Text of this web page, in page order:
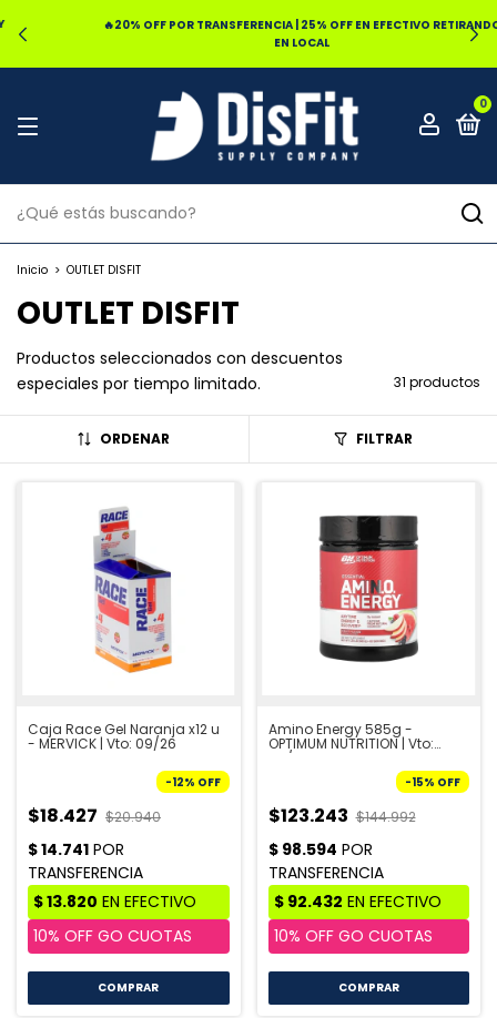
🔥20% OFF POR TRANSFERENCIA | 25% OFF EN EFECTIVO RETIRANDO
EN LOCAL
0
Inicio > OUTLET DISFIT
OUTLET DISFIT
Productos seleccionados con descuentos
especiales por tiempo limitado.
31 productos
ORDENAR FILTRAR
Caja Race Gel Naranja x12 u
- MERVICK | Vto: 09/26
-12% OFF
$18.427 $20.940
COMPRAR
Amino Energy 585g -
OPTIMUM NUTRITION | Vto:
08/26
-15% OFF
$123.243 $144.992
COMPRAR